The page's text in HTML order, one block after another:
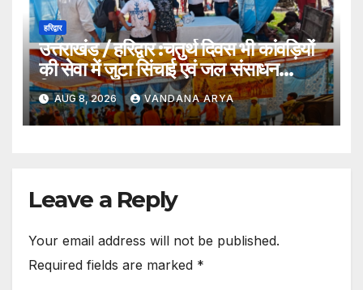
हरिद्वार
उत्तराखंड / हरिद्वार :चतुर्थ दिवस भी कांवड़ियों
की सेवा में जुटा सिंचाई एवं जल संसाधन
विभाग…
AUG 8, 2026 VANDANA ARYA
Leave a Reply
Your email address will not be published.
Required fields are marked *